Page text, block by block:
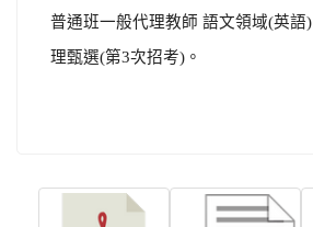
普通班一般代理教師 語文領域(英語)
理甄選(第3次招考) 。